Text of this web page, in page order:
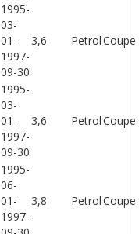
1995-
03-
01-
1997-
09-30
3,6 PetrolCoupe
1995-
03-
01-
1997-
09-30
3,6 PetrolCoupe
1995-
06-
01-
1997-
3,8 PetrolCoupe